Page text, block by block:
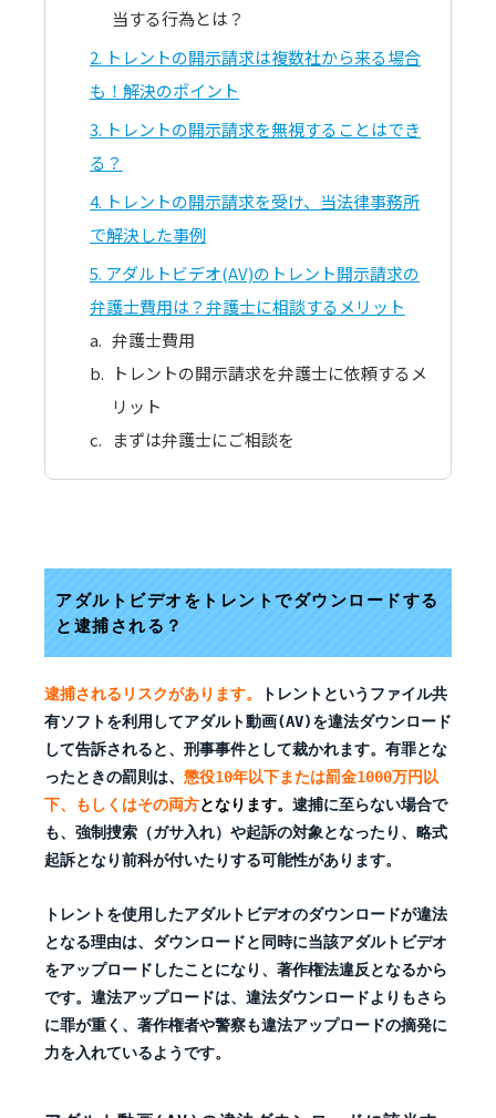
当する行為とは？
2 トレントの開示請求は複数社から来る場合
も！解決のポイント
3 トレントの開示請求を無視することはでき
る？
4 トレントの開示請求を受け、当法律事務所
で解決した事例
5 アダルトビデオ(AV)のトレント開示請求の
弁護士費用は？弁護士に相談するメリット
弁護士費用
トレントの開示請求を弁護士に依頼するメ
リット
まずは弁護士にご相談を
アダルトビデオをトレントでダウンロードする
と逮捕される？
逮捕されるリスクがあります。
トレントというファイル共
有ソフトを利用してアダルト動画(AV)を違法ダウンロード
して告訴されると、刑事事件として裁かれます。有罪とな
ったときの罰則は、 懲役10年以下または罰金1000万円以
下、もしくはその両方となります。 逮捕に至らない場合で
も、強制捜索（ガサ入れ）や起訴の対象となったり、略式
起訴となり前科が付いたりする可能性があります。
トレントを使用したアダルトビデオのダウンロードが違法
となる理由は、ダウンロードと同時に当該アダルトビデオ
をアップロードしたことになり、著作権法違反となるから
です。違法アップロードは、違法ダウンロードよりもさら
に罪が重く、著作権者や警察も違法アップロードの摘発に
力を入れているようです。